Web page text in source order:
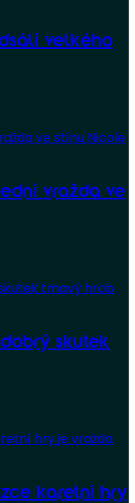
velkého
vražda ve
dobrý skutek
karetní hry